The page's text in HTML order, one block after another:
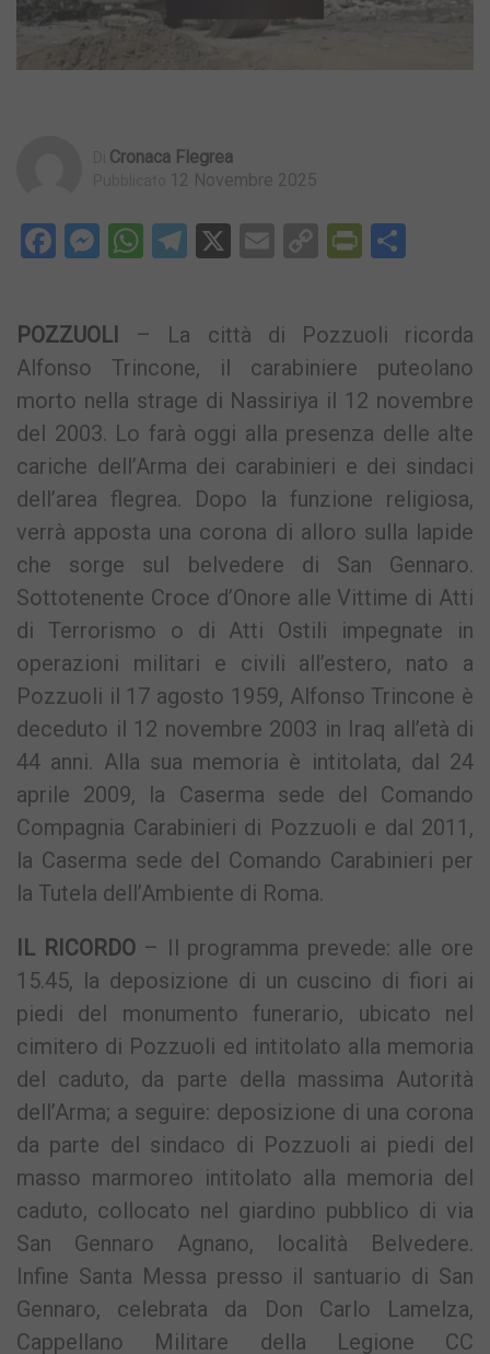
Cronaca Flegrea
12 Novembre 2025
Facebook
Messenger
WhatsApp
Telegram
X EmailCopy
POZZUOLI
– La città di Pozzuoli ricorda
Alfonso Trincone, il carabiniere puteolano
morto nella strage di Nassiriya il 12 novembre
del 2003. Lo farà oggi alla presenza delle alte
cariche dell’Arma dei carabinieri e dei sindaci
dell’area flegrea. Dopo la funzione religiosa,
verrà apposta una corona di alloro sulla lapide
che sorge sul belvedere di San Gennaro.
Sottotenente Croce d’Onore alle Vittime di Atti
di Terrorismo o di Atti Ostili impegnate in
operazioni militari e civili all’estero, nato a
Pozzuoli il 17 agosto 1959, Alfonso Trincone è
deceduto il 12 novembre 2003 in Iraq all’età di
44 anni. Alla sua memoria è intitolata, dal 24
aprile 2009, la Caserma sede del Comando
Compagnia Carabinieri di Pozzuoli e dal 2011,
la Caserma sede del Comando Carabinieri per
la Tutela dell’Ambiente di Roma.
IL RICORDO– Il programma prevede: alle ore
15.45, la deposizione di un cuscino di fiori ai
piedi del monumento funerario, ubicato nel
cimitero di Pozzuoli ed intitolato alla memoria
del caduto, da parte della massima Autorità
dell’Arma; a seguire: deposizione di una corona
da parte del sindaco di Pozzuoli ai piedi del
masso marmoreo intitolato alla memoria del
caduto, collocato nel giardino pubblico di via
San Gennaro Agnano, località Belvedere.
Infine Santa Messa presso il santuario di San
Gennaro, celebrata da Don Carlo Lamelza,
Cappellano Militare della Legione CC